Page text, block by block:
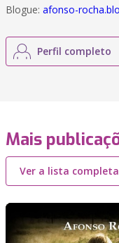
Blogue: afonso-
Perfil completo
Mais
Ver a lista completa